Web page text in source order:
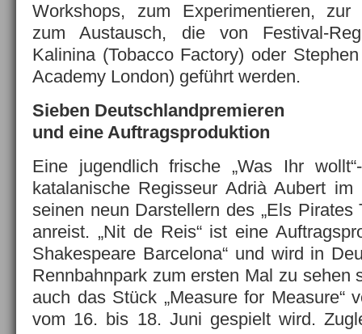
Workshops, zum Experimentieren, zur
zum Austausch, die von Festival-
Kalinina (Tobacco Factory) oder
Academy London) geführt werden.
Sieben Deutschlandpremieren
und eine Auftragsproduktion
Eine jugendlich frische „Was Ihr
katalanische Regisseur Adrià Aubert
seinen neun Darstellern des „Els Pirates
anreist. „Nit de Reis“ ist eine
Shakespeare Barcelona“ und wird in
Rennbahnpark zum ersten Mal zu sehen
auch das Stück „Measure for Measure“
vom 16. bis 18. Juni gespielt wird.